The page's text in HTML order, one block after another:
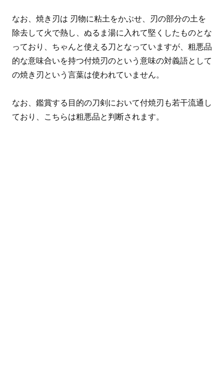
なお、焼き刃は 刃物に粘土をかぶせ、刃の部分の土を
除去して火で熱し、ぬるま湯に入れて堅くしたものとな
っており、ちゃんと使える刀となっていますが、粗悪品
的な意味合いを持つ付焼刃のという意味の対義語として
の焼き刃という言葉は使われていません。
なお、鑑賞する目的の刀剣において付焼刃も若干流通し
ており、こちらは粗悪品と判断されます。